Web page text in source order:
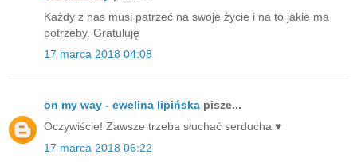
Każdy z nas musi patrzeć na swoje życie i na to jakie ma
potrzeby. Gratuluję
17 marca 2018 04:08
on my way - ewelina lipińska pisze...
Oczywiście! Zawsze trzeba słuchać serducha ♥️
17 marca 2018 06:22